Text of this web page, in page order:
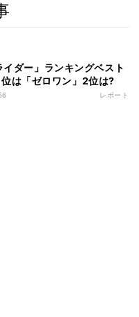
イダー」ランキングベスト
は「ゼロワン」2位は?
レポート